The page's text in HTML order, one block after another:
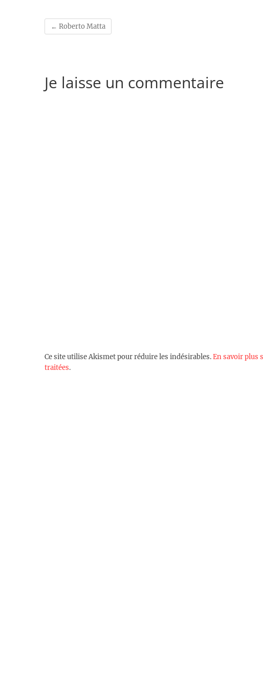
← Roberto Matta
Je laisse un commentaire
Ce site utilise Akismet pour réduire les indésirables.En savoir plus
traitées.